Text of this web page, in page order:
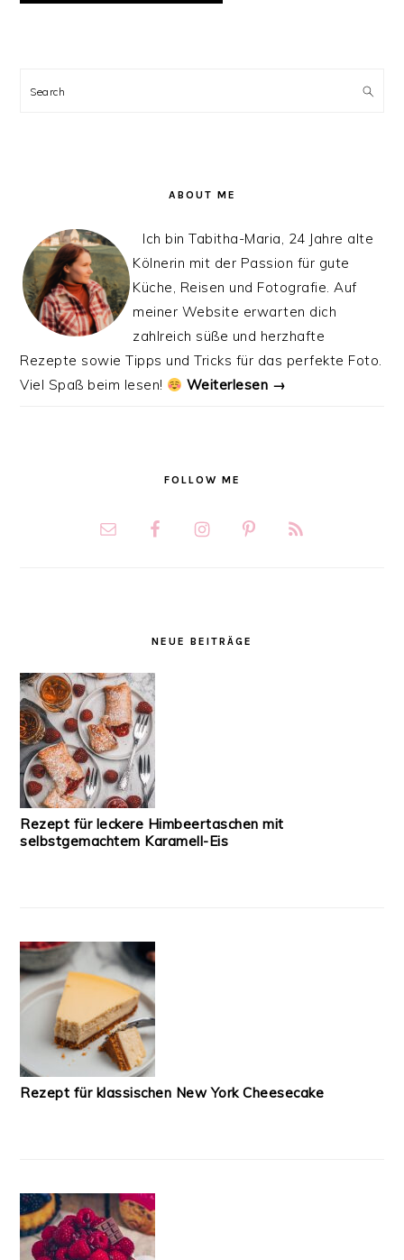
SIDEBAR
Search
ABOUT ME
Ich bin Tabitha-Maria, 24 Jahre alte
Kölnerin mit der Passion für gute
Küche, Reisen und Fotografie. Auf
meiner Website erwarten dich
zahlreich süße und herzhafte
Rezepte sowie Tipps und Tricks für das perfekte Foto.
Viel Spaß beim lesen!
Weiterlesen →
FOLLOW ME
NEUE BEITRÄGE
Rezept für leckere Himbeertaschen mit
selbstgemachtem Karamell-Eis
Rezept für klassischen New York Cheesecake